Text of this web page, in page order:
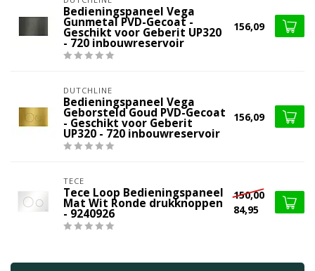
Bedieningspaneel Vega
Gunmetal PVD-Gecoat -
Geschikt voor Geberit UP320
- 720 inbouwreservoir
156,09
DUTCHLINE
Bedieningspaneel Vega
Geborsteld Goud PVD-Gecoat
- Geschikt voor Geberit
UP320 - 720 inbouwreservoir
156,09
TECE
Tece Loop Bedieningspaneel
Mat Wit Ronde drukknoppen
- 9240926
150,00
84,95